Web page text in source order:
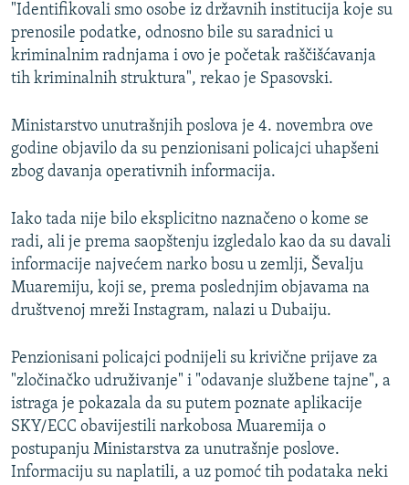
"Identifikovali smo osobe iz državnih institucija koje su
prenosile podatke, odnosno bile su saradnici u
kriminalnim radnjama i ovo je početak raščišćavanja
tih kriminalnih struktura", rekao je Spasovski.
Ministarstvo unutrašnjih poslova je 4. novembra ove
godine objavilo da su penzionisani policajci uhapšeni
zbog davanja operativnih informacija.
Iako tada nije bilo eksplicitno naznačeno o kome se
radi, ali je prema saopštenju izgledalo kao da su davali
informacije najvećem narko bosu u zemlji, Ševalju
Muaremiju, koji se, prema poslednjim objavama na
društvenoj mreži Instagram, nalazi u Dubaiju.
Penzionisani policajci podnijeli su krivične prijave za
"zločinačko udruživanje" i "odavanje službene tajne", a
istraga je pokazala da su putem poznate aplikacije
SKY/ECC obavijestili narkobosa Muaremija o
postupanju Ministarstva za unutrašnje poslove.
Informaciju su naplatili, a uz pomoć tih podataka neki